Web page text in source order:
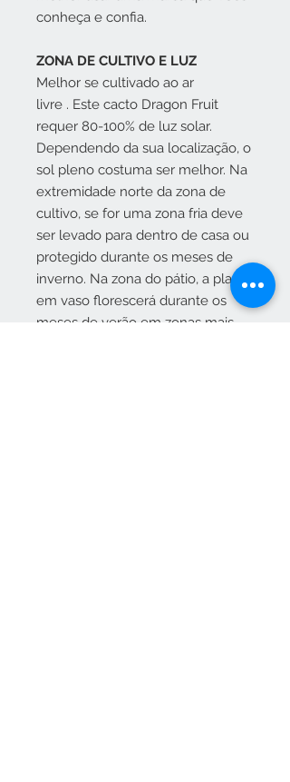
conheça e confia.
ZONA DE CULTIVO E LUZ
Melhor se cultivado ao ar
livre . Este cacto Dragon Fruit
requer 80-100% de luz solar.
Dependendo da sua localização, o
sol pleno costuma ser melhor. Na
extremidade norte da zona de
cultivo, se for uma zona fria deve
ser levado para dentro de casa ou
protegido durante os meses de
inverno. Na zona do pátio, a planta
em vaso florescerá durante os
meses de verão em zonas mais